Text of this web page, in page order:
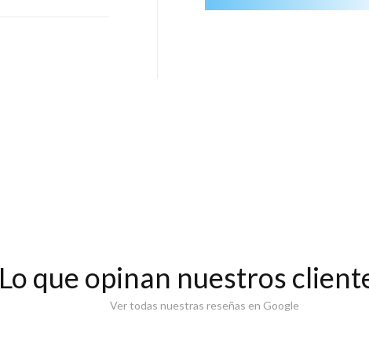
Lo que opinan nuestros
Ver todas nuestras reseñas en Google